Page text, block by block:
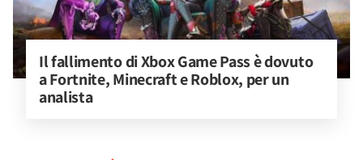
Il fallimento di Xbox Game Pass è dovuto
a Fortnite, Minecraft e Roblox, per un
analista